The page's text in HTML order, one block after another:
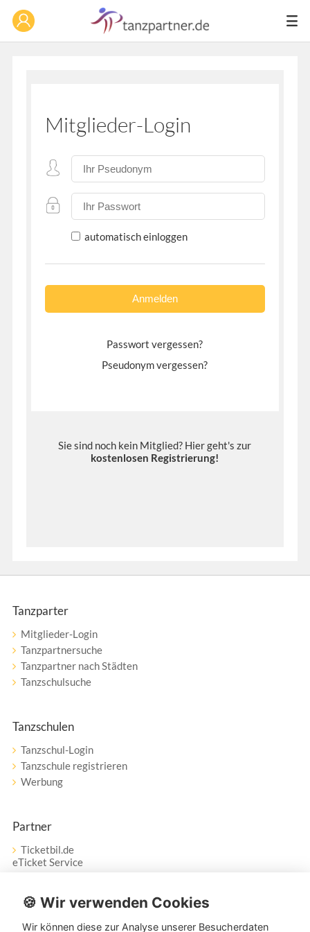
Mitglieder-Login
automatisch einloggen
Passwort vergessen?
Pseudonym vergessen?
Sie sind noch kein Mitglied? Hier geht's zur
kostenlosen Registrierung!
Tanzparter
Mitglieder-Login
Tanzpartnersuche
Tanzpartner nach Städten
Tanzschulsuche
Tanzschulen
Tanzschul-Login
Tanzschule registrieren
Werbung
Partner
Ticketbil.de
eTicket Service
Vertrag widerrufen
🍪 Wir verwenden Cookies
Wir können diese zur Analyse unserer Besucherdaten